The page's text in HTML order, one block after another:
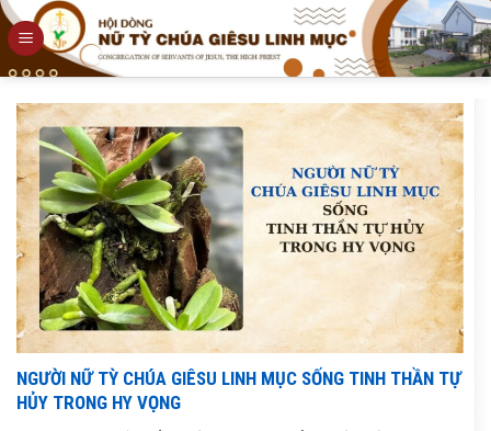
Skip
to
content
NGƯỜI NỮ TỲ CHÚA GIÊSU LINH MỤC SỐNG TINH THẦN TỰ
HỦY TRONG HY VỌNG